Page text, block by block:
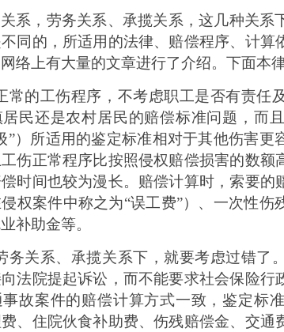
系， 劳务关系、承揽关系，这几种关系
同的，所适用的法律、赔偿程序、计算
络上有大量的文章进行了介绍。下面本
常的工伤程序，不考虑职工是否有责任
居民还是农村居民的赔偿标准问题，而
”）所适用的鉴定标准相对于其他伤害更
伤正常程序比按照侵权赔偿损害的数额
时间也较为漫长。赔偿计算时，索要的
权案件中称之为“误工费”）、一次性伤
补助金等。
务关系、承揽关系下，就要考虑过错了
法院提起诉讼，而不能要求社会保险行
故案件的赔偿计算方式一致，鉴定标
、住院伙食补助费、伤残赔偿金、交通